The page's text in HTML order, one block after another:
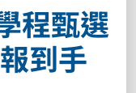
程甄選
到手